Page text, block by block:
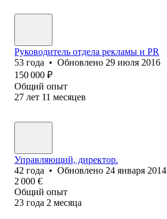
Руководитель отдела рекламы и PR
53 года • Обновлено 29 июля 2016
150 000 ₽
Общий опыт
27 лет 11 месяцев
Управляющий, директор.
42 года • Обновлено 24 января 2014
2 000 €
Общий опыт
23 года 2 месяца